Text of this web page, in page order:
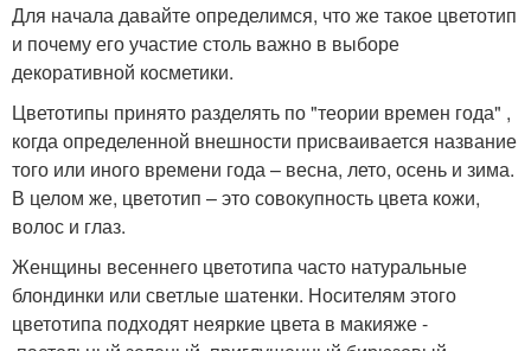
Для начала давайте определимся, что же такое цветотип
и почему его участие столь важно в выборе
декоративной косметики.
Цветотипы принято разделять по "теории времен года" ,
когда определенной внешности присваивается название
того или иного времени года – весна, лето, осень и зима.
В целом же, цветотип – это совокупность цвета кожи,
волос и глаз.
Женщины весеннего цветотипа часто натуральные
блондинки или светлые шатенки. Носителям этого
цветотипа подходят неяркие цвета в макияже -